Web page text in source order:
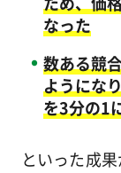
なった
数ある競
ようにな
を3分の1
といった成